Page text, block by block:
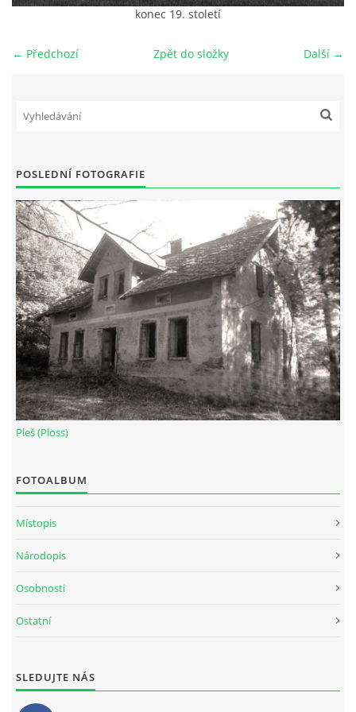
--------------------------------------------------------------
Tento projekt je realizován za finanční podpory
města Domažlice.
© 2026 eStránky.cz |Aktualizováno: 17. 7. 2026 |Nahoru ↑
konec 19. století
← Předchozí Další →
Zpět do složky
POSLEDNÍ FOTOGRAFIE
Pleš (Ploss)
FOTOALBUM
Místopis
Národopis
Osobnosti
Ostatní
SLEDUJTE NÁS